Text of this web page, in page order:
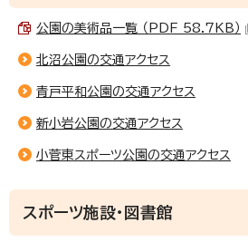
公園の美術品一覧 （PDF 58.7KB）
北沼公園の交通アクセス
青戸平和公園の交通アクセス
新小岩公園の交通アクセス
小菅東スポーツ公園の交通アクセス
スポーツ施設・図書館